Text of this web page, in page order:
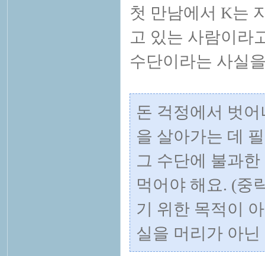
첫 만남에서 K는
고 있는 사람이라
수단이라는 사실
돈 걱정에서 벗
을 살아가는 데
그 수단에 불과
먹어야 해요. (중
기 위한 목적이
실을 머리가 아